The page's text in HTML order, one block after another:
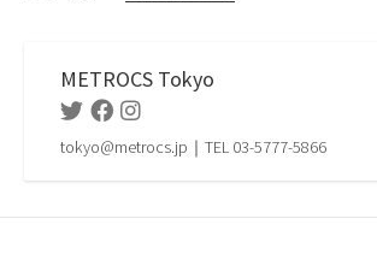
METROCS Tokyo
TwitterFacebookInstagram
tokyo@metrocs.jp｜TEL 03-5777-5866